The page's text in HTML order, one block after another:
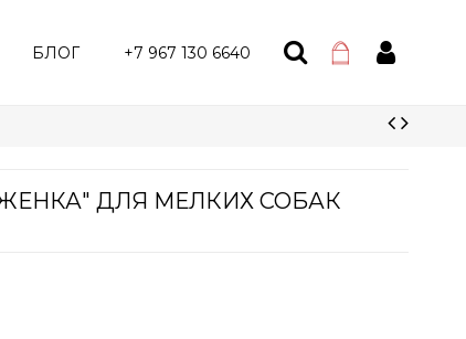
БЛОГ +7 967 130 6640
ДЛЯ МЕЛКИХ СОБАК